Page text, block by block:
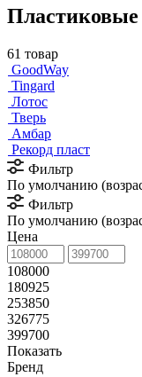
Пластиковые
61 товар
GoodWay
Tingard
Лотос
Тверь
Амбар
Рекорд пласт
Фильтр
По умолчанию
Фильтр
По умолчанию
Цена
108000
180925
253850
326775
399700
Показать
Бренд